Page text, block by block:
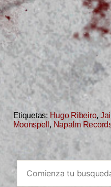
Etiquetas: Hugo Ribeiro,
Moonspell , Napalm